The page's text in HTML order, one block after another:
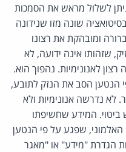
לשלול מראש את הסמכות
הנ"ל. מדובר בסיטואציה שונה מזו שנידונה
ומובהקת את רצונו
שזהותו אינה ידועה, לא
לאנונימיות. נהפוך הוא.
הנטען הסב את הנזק לתובע,
לא נדרשה אנונימיות ולא
ביטוי. המידע שחשיפתו
האלמוני, שפגע על פי הנטען
נכלל תחת הגדרת "מידע" או "מאגר